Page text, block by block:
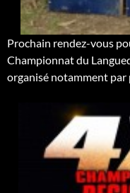
Prochain rendez-vous
Championnat du
organisé notamment par